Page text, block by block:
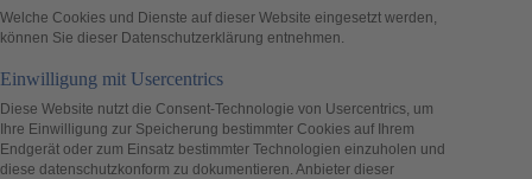
Welche Cookies und Dienste auf dieser Website eingesetzt werden,
können Sie dieser Datenschutzerklärung entnehmen.
Einwilligung mit Usercentrics
Diese Website nutzt die Consent-Technologie von Usercentrics, um
Ihre Einwilligung zur Speicherung bestimmter Cookies auf Ihrem
Endgerät oder zum Einsatz bestimmter Technologien einzuholen und
diese datenschutzkonform zu dokumentieren. Anbieter dieser